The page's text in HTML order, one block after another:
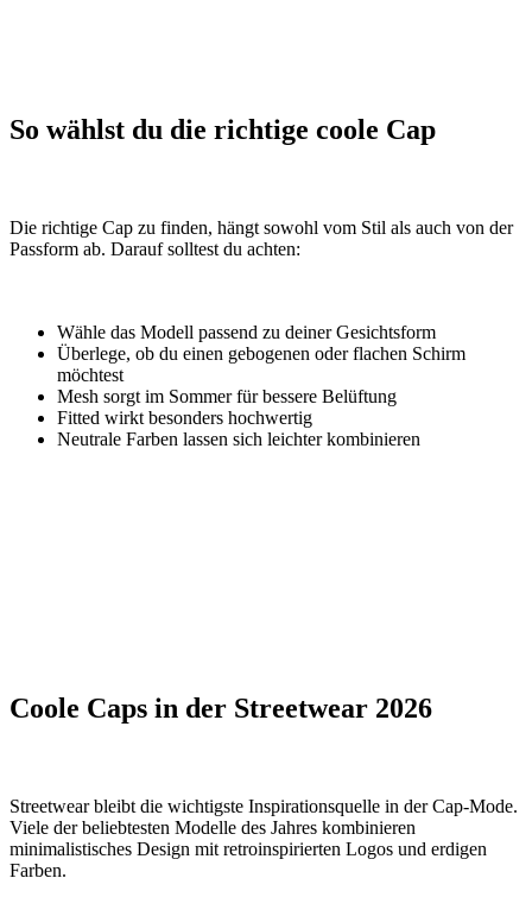
So wählst du die richtige coole Cap
Die richtige Cap zu finden, hängt sowohl vom Stil als auch von der
Passform ab. Darauf solltest du achten:
Wähle das Modell passend zu deiner Gesichtsform
Überlege, ob du einen gebogenen oder flachen Schirm
möchtest
Mesh sorgt im Sommer für bessere Belüftung
Fitted wirkt besonders hochwertig
Neutrale Farben lassen sich leichter kombinieren
Coole Caps in der Streetwear 2026
Streetwear bleibt die wichtigste Inspirationsquelle in der Cap-Mode.
Viele der beliebtesten Modelle des Jahres kombinieren
minimalistisches Design mit retroinspirierten Logos und erdigen
Farben.